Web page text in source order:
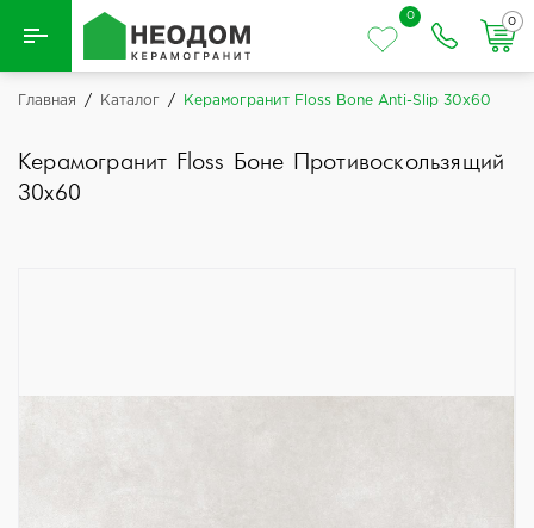
Назад
Керамическая плитка
0
0
Главная / Каталог / Керамогранит Floss Bone Anti-Slip 30x60
Керамогранит Floss Боне Противоскользящий
30x60